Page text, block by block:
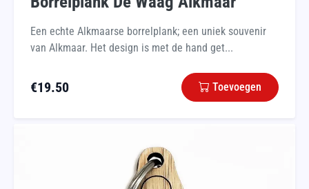
Een echte Alkmaarse borrelplank; een uniek souvenir
van Alkmaar. Het design is met de hand get...
€19.50 Toevoegen